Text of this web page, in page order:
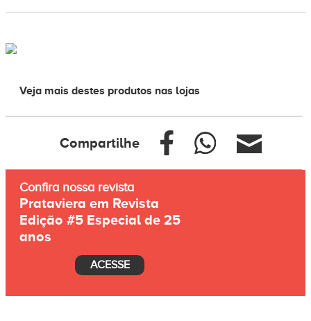
Veja mais destes produtos nas lojas
Compartilhe
Confira nossa revista
Prataviera em Revista
Edição #5 Especial de 25
anos
ACESSE